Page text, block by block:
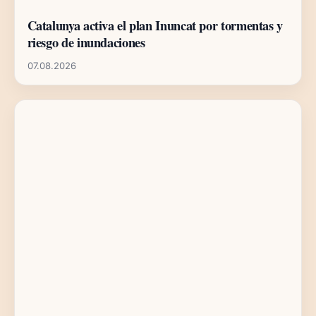
Catalunya activa el plan Inuncat por tormentas y
riesgo de inundaciones
07.08.2026